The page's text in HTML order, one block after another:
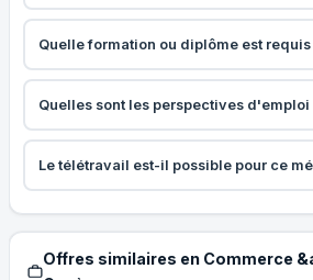
Quelle formation ou diplôme est requis
Quelles sont les perspectives d'emploi
Le télétravail est-il possible pour ce
Offres similaires en Commerce